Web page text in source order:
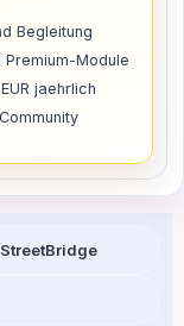
Begleitung
Module
jaehrlich
StreetBridge